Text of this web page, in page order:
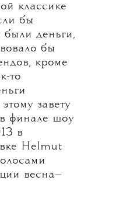
классике
бы
были деньги,
бы
кроме
то
завету
финале шоу
в
Helmut
весна—